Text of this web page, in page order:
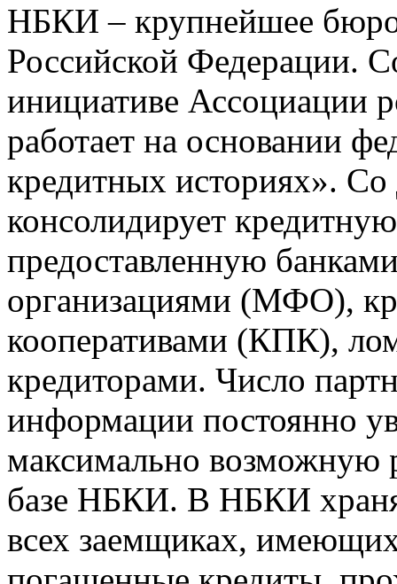
НБКИ – крупнейшее
Российской Федерации.
инициативе Ассоциации
работает на основании
кредитных историях».
консолидирует
предоставленную
организациями (МФО),
кооперативами (КПК),
кредиторами. Число
информации постоянно
максимально возможную
базе НБКИ. В НБКИ
всех заемщиках,